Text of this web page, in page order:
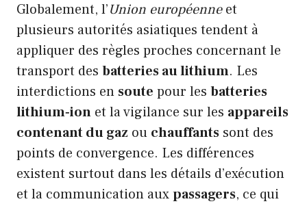
Globalement, l’Union européenneet
plusieurs autorités asiatiques tendent à
appliquer des règles proches concernant le
transport des batteries au lithium. Les
interdictions en soute pour les batteries
lithium‑ion et la vigilance sur les appareils
contenant du gaz ou chauffants sont des
points de convergence. Les différences
existent surtout dans les détails d’exécution
et la communication auxpassagers, ce qui